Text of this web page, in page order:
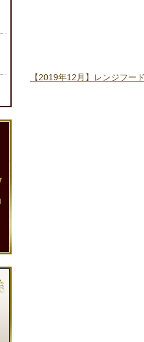
【2019年12月】レンジフード